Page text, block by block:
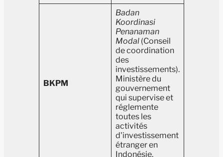
BKPM
Badan
Koordinasi
Penanaman
Modal (Conseil
de coordination
des
investissements).
Ministère du
gouvernement
qui supervise et
réglemente
toutes les
activités
d'investissement
étranger en
Indonésie.